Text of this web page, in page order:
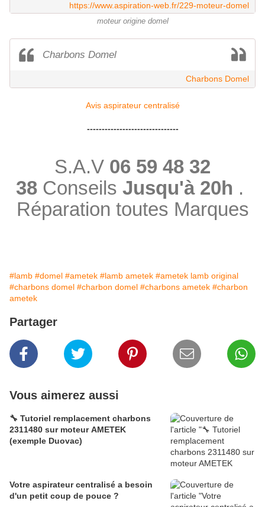
https://www.aspiration-web.fr/229-moteur-domel
moteur origine domel
Charbons Domel
Charbons Domel
Avis aspirateur centralisé
-------------------------------
S.A.V 06 59 48 32
38 Conseils Jusqu'à 20h .
Réparation toutes Marques
#lamb #domel #ametek #lamb ametek #ametek lamb original
#charbons domel #charbon domel #charbons ametek #charbon
ametek
Partager
Vous aimerez aussi
🔧 Tutoriel remplacement charbons
2311480 sur moteur AMETEK
(exemple Duovac)
Votre aspirateur centralisé a besoin
d'un petit coup de pouce ?